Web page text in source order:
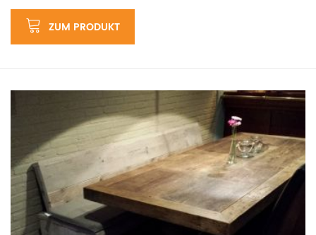
ZUM PRODUKT